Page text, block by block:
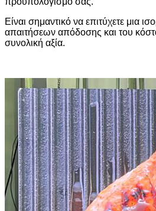
Είναι σημαντικό να επιτύχετε μια
απαιτήσεων απόδοσης και του
συνολική αξία.